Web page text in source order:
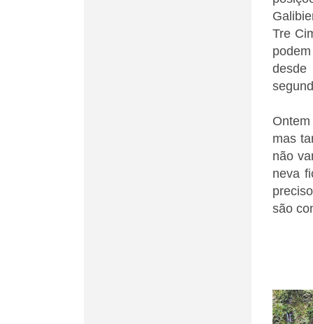
Tre
desde
mas
não
neva
são